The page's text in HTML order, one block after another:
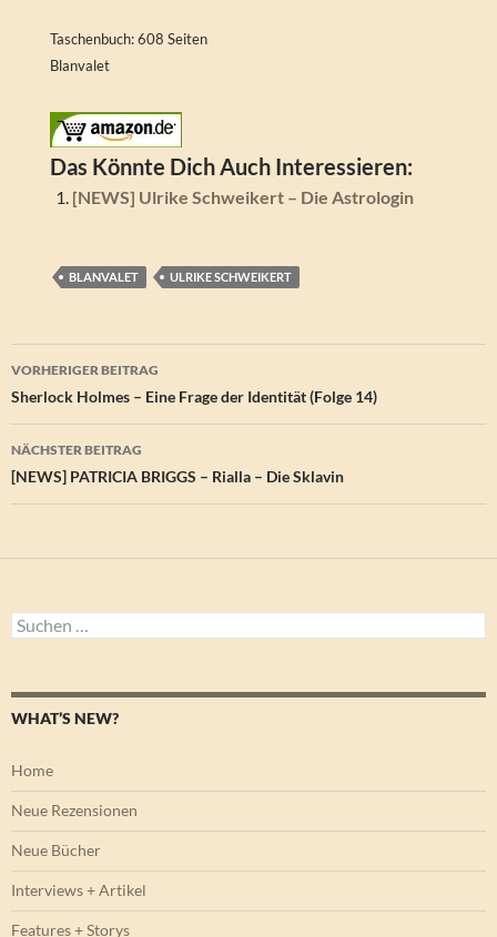
Taschenbuch: 608 Seiten
Blanvalet
Das Könnte Dich Auch Interessieren:
[NEWS] Ulrike Schweikert – Die Astrologin
BLANVALET ULRIKE SCHWEIKERT
Beitragsnavigation
VORHERIGER BEITRAG
Sherlock Holmes – Eine Frage der Identität (Folge 14)
NÄCHSTER BEITRAG
[NEWS] PATRICIA BRIGGS – Rialla – Die Sklavin
Suchen
nach:
WHAT’S NEW?
Home
Neue Rezensionen
Neue Bücher
Interviews + Artikel
Features + Storys